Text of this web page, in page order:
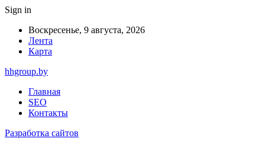
Sign in
Воскресенье, 9 августа, 2026
Лента
Карта
hhgroup.by
Главная
SEO
Контакты
Разработка сайтов